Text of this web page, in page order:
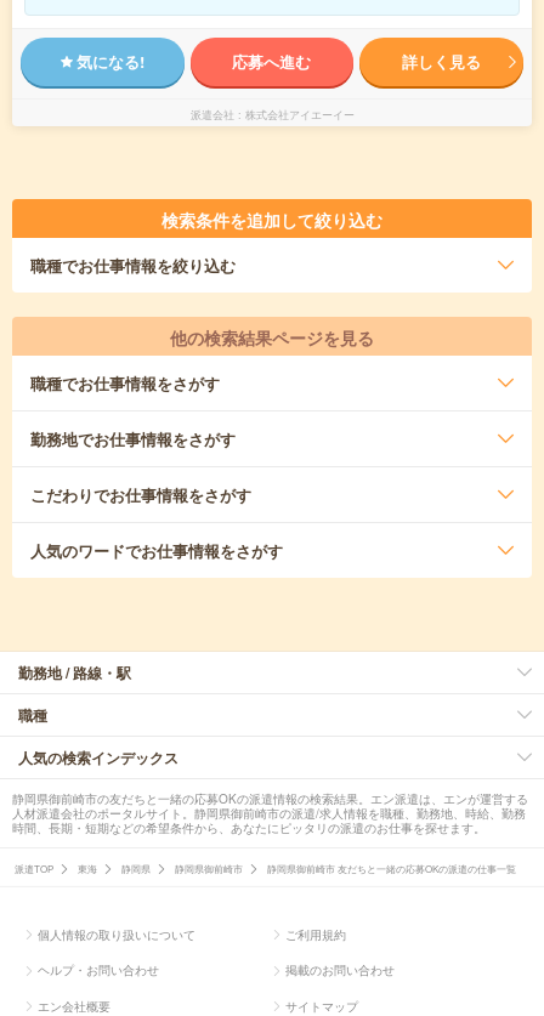
気になる! 応募へ進む 詳しく見る
派遣会社 株式会社アイエーイー
検索条件を追加して絞り込む
職種でお仕事情報を絞り込む
他の検索結果ページを見る
職種でお仕事情報をさがす
勤務地でお仕事情報をさがす
こだわりでお仕事情報をさがす
人気のワードでお仕事情報をさがす
勤務地 / 路線・駅
職種
人気の検索インデックス
静岡県御前崎市の友だちと一緒の応募OKの派遣情報の検索結果。エン派遣は、エンが運営する
人材派遣会社のポータルサイト。静岡県御前崎市の派遣/求人情報を職種、勤務地、時給、勤務
時間、長期・短期などの希望条件から、あなたにピッタリの派遣のお仕事を探せます。
派遣TOP 東海 静岡県 静岡県御前崎市 静岡県御前崎市 友だちと一緒の応募OKの派遣の仕事一覧
個人情報の取り扱いについて ご利用規約
ヘルプ・お問い合わせ 掲載のお問い合わせ
エン会社概要 サイトマップ